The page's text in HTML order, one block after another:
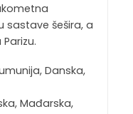
sastave šešira, a
Danska,
Mađarska,